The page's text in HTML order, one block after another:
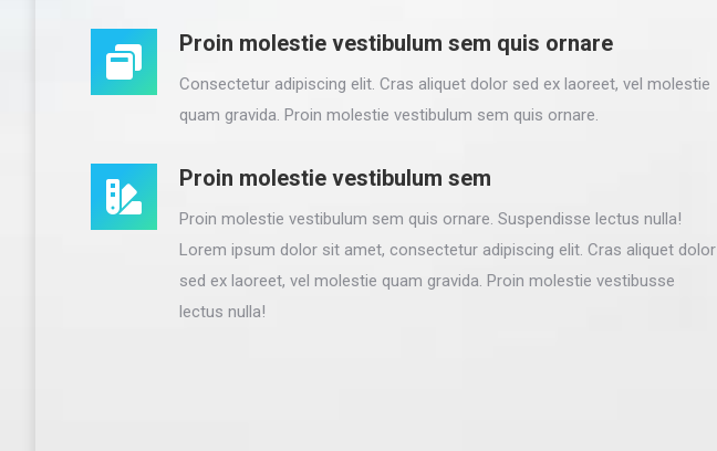
Proin molestie vestibulum sem quis ornare
Consectetur adipiscing elit. Cras aliquet dolor sed ex laoreet, vel molestie
quam gravida. Proin molestie vestibulum sem quis ornare.
Proin molestie vestibulum sem
Proin molestie vestibulum sem quis ornare. Suspendisse lectus nulla!
Lorem ipsum dolor sit amet, consectetur adipiscing elit. Cras aliquet dolor
sed ex laoreet, vel molestie quam gravida. Proin molestie vestibusse
lectus nulla!